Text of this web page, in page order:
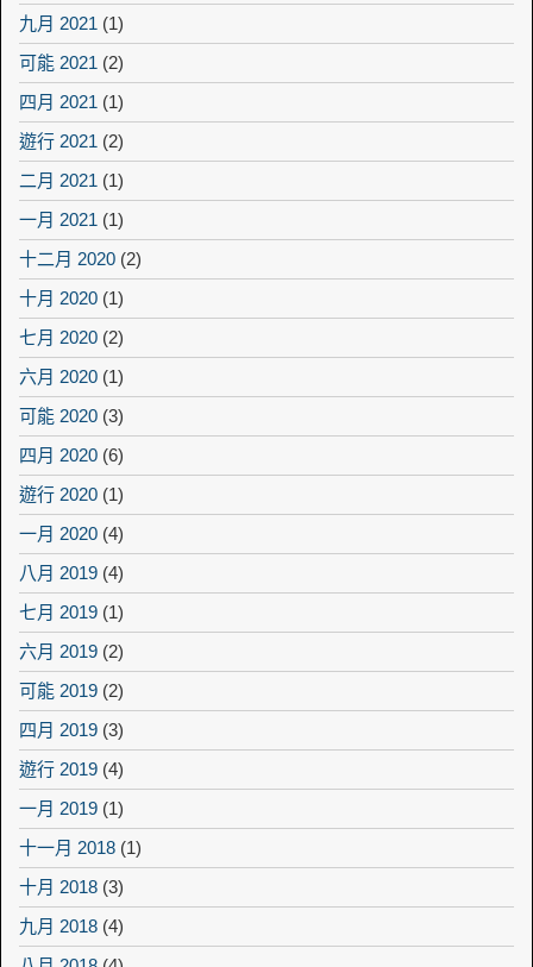
九月 2021 (1)
可能 2021 (2)
四月 2021 (1)
遊行 2021 (2)
二月 2021 (1)
一月 2021 (1)
十二月 2020 (2)
十月 2020 (1)
七月 2020 (2)
六月 2020 (1)
可能 2020 (3)
四月 2020 (6)
遊行 2020 (1)
一月 2020 (4)
八月 2019 (4)
七月 2019 (1)
六月 2019 (2)
可能 2019 (2)
四月 2019 (3)
遊行 2019 (4)
一月 2019 (1)
十一月 2018 (1)
十月 2018 (3)
九月 2018 (4)